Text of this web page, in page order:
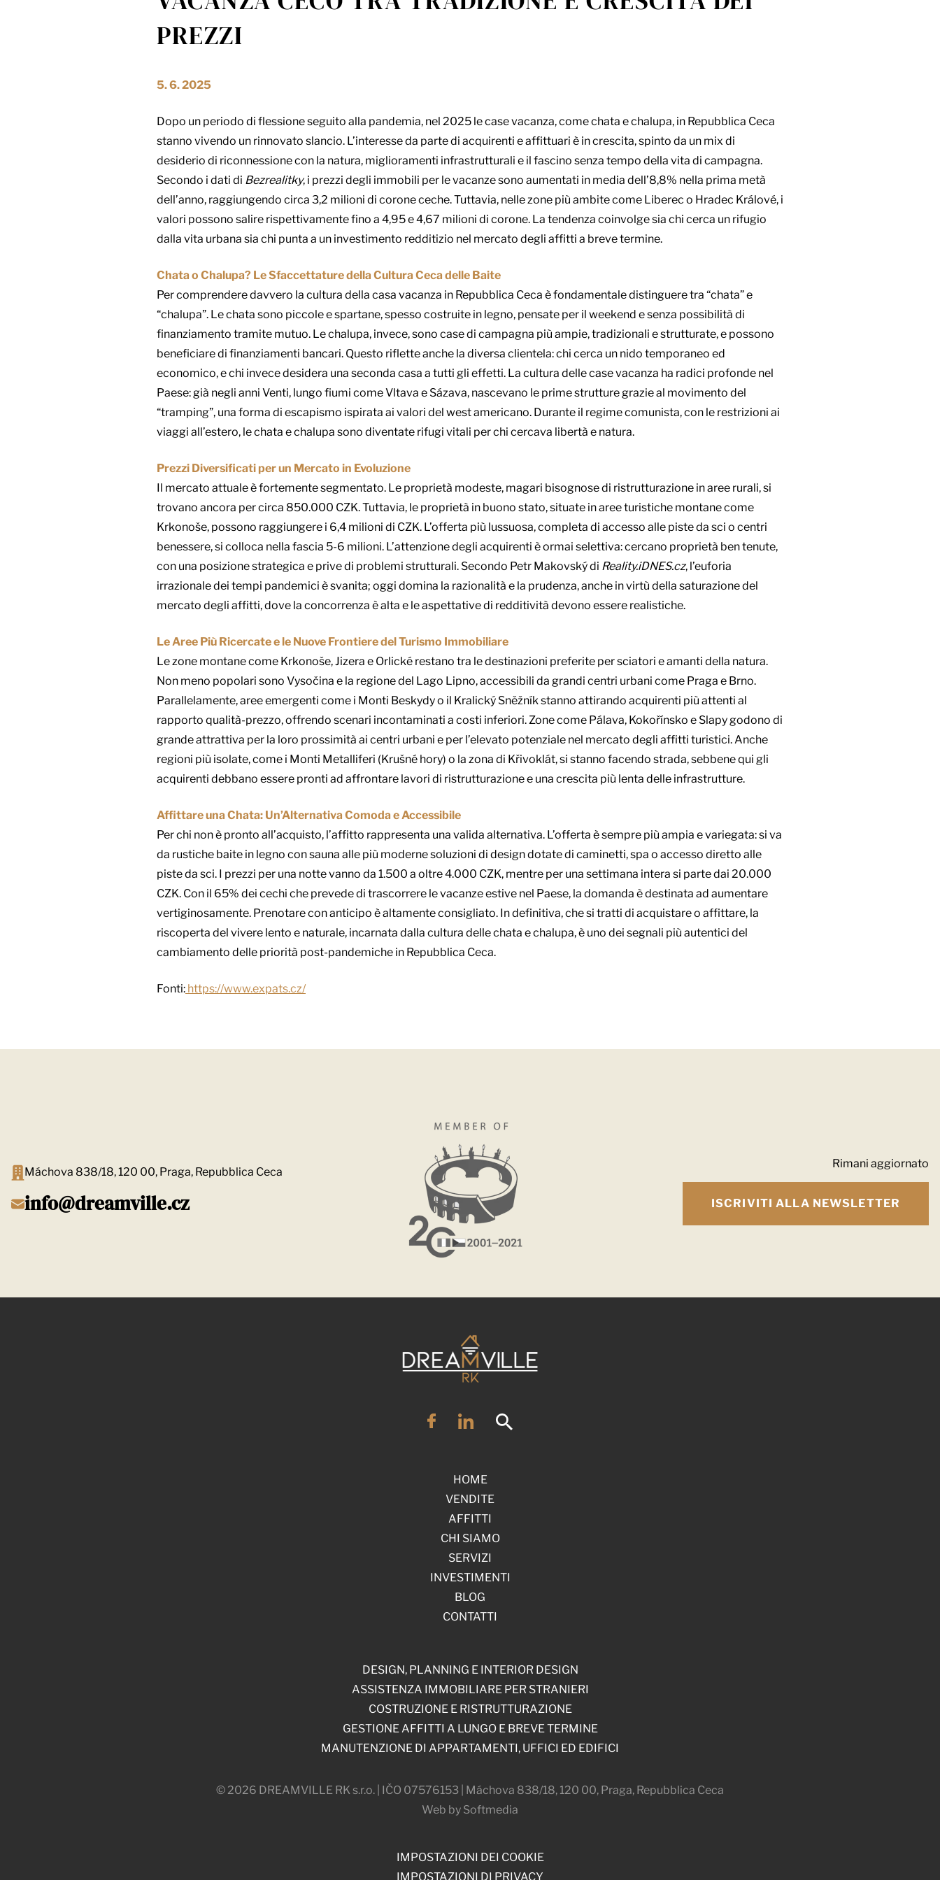
PREZZI
5. 6. 2025
Dopo un periodo di flessione seguito alla pandemia, nel 2025 le case vacanza, come chata e chalupa, in Repubblica Ceca
stanno vivendo un rinnovato slancio. L’interesse da parte di acquirenti e affittuari è in crescita, spinto da un mix di
desiderio di riconnessione con la natura, miglioramenti infrastrutturali e il fascino senza tempo della vita di campagna.
Secondo i dati di Bezrealitky, i prezzi degli immobili per le vacanze sono aumentati in media dell’8,8% nella prima metà
dell’anno, raggiungendo circa 3,2 milioni di corone ceche. Tuttavia, nelle zone più ambite come Liberec o Hradec Králové, i
valori possono salire rispettivamente fino a 4,95 e 4,67 milioni di corone. La tendenza coinvolge sia chi cerca un rifugio
dalla vita urbana sia chi punta a un investimento redditizio nel mercato degli affitti a breve termine.
Chata o Chalupa? Le Sfaccettature della Cultura Ceca delle Baite
Per comprendere davvero la cultura della casa vacanza in Repubblica Ceca è fondamentale distinguere tra “chata” e
“chalupa”. Le chata sono piccole e spartane, spesso costruite in legno, pensate per il weekend e senza possibilità di
finanziamento tramite mutuo. Le chalupa, invece, sono case di campagna più ampie, tradizionali e strutturate, e possono
beneficiare di finanziamenti bancari. Questo riflette anche la diversa clientela: chi cerca un nido temporaneo ed
economico, e chi invece desidera una seconda casa a tutti gli effetti. La cultura delle case vacanza ha radici profonde nel
Paese: già negli anni Venti, lungo fiumi come Vltava e Sázava, nascevano le prime strutture grazie al movimento del
“tramping”, una forma di escapismo ispirata ai valori del west americano. Durante il regime comunista, con le restrizioni ai
viaggi all’estero, le chata e chalupa sono diventate rifugi vitali per chi cercava libertà e natura.
Prezzi Diversificati per un Mercato in Evoluzione
Il mercato attuale è fortemente segmentato. Le proprietà modeste, magari bisognose di ristrutturazione in aree rurali, si
trovano ancora per circa 850.000 CZK. Tuttavia, le proprietà in buono stato, situate in aree turistiche montane come
Krkonoše, possono raggiungere i 6,4 milioni di CZK. L’offerta più lussuosa, completa di accesso alle piste da sci o centri
benessere, si colloca nella fascia 5-6 milioni. L’attenzione degli acquirenti è ormai selettiva: cercano proprietà ben tenute,
con una posizione strategica e prive di problemi strutturali. Secondo Petr Makovský di Reality.iDNES.cz, l’euforia
irrazionale dei tempi pandemici è svanita; oggi domina la razionalità e la prudenza, anche in virtù della saturazione del
mercato degli affitti, dove la concorrenza è alta e le aspettative di redditività devono essere realistiche.
Le Aree Più Ricercate e le Nuove Frontiere del Turismo Immobiliare
Le zone montane come Krkonoše, Jizera e Orlické restano tra le destinazioni preferite per sciatori e amanti della natura.
Non meno popolari sono Vysočina e la regione del Lago Lipno, accessibili da grandi centri urbani come Praga e Brno.
Parallelamente, aree emergenti come i Monti Beskydy o il Kralický Sněžník stanno attirando acquirenti più attenti al
rapporto qualità-prezzo, offrendo scenari incontaminati a costi inferiori. Zone come Pálava, Kokořínsko e Slapy godono di
grande attrattiva per la loro prossimità ai centri urbani e per l’elevato potenziale nel mercato degli affitti turistici. Anche
regioni più isolate, come i Monti Metalliferi (Krušné hory) o la zona di Křivoklát, si stanno facendo strada, sebbene qui gli
acquirenti debbano essere pronti ad affrontare lavori di ristrutturazione e una crescita più lenta delle infrastrutture.
Affittare una Chata: Un’Alternativa Comoda e Accessibile
Per chi non è pronto all’acquisto, l’affitto rappresenta una valida alternativa. L’offerta è sempre più ampia e variegata: si va
da rustiche baite in legno con sauna alle più moderne soluzioni di design dotate di caminetti, spa o accesso diretto alle
piste da sci. I prezzi per una notte vanno da 1.500 a oltre 4.000 CZK, mentre per una settimana intera si parte dai 20.000
CZK. Con il 65% dei cechi che prevede di trascorrere le vacanze estive nel Paese, la domanda è destinata ad aumentare
vertiginosamente. Prenotare con anticipo è altamente consigliato. In definitiva, che si tratti di acquistare o affittare, la
riscoperta del vivere lento e naturale, incarnata dalla cultura delle chata e chalupa, è uno dei segnali più autentici del
cambiamento delle priorità post-pandemiche in Repubblica Ceca.
Fonti: https://www.expats.cz/
Máchova 838/18, 120 00, Praga, Repubblica Ceca
info@dreamville.cz
Rimani aggiornato
ISCRIVITI ALLA NEWSLETTER
HOME
VENDITE
AFFITTI
CHI SIAMO
SERVIZI
INVESTIMENTI
BLOG
CONTATTI
© 2026 DREAMVILLE RK s.r.o. | IČO 07576153 | Máchova 838/18, 120 00, Praga, Repubblica Ceca
Web by Softmedia
IMPOSTAZIONI DEI COOKIE
IMPOSTAZIONI DI PRIVACY
DESIGN, PLANNING E INTERIOR DESIGN
ASSISTENZA IMMOBILIARE PER STRANIERI
COSTRUZIONE E RISTRUTTURAZIONE
GESTIONE AFFITTI A LUNGO E BREVE TERMINE
MANUTENZIONE DI APPARTAMENTI, UFFICI ED EDIFICI